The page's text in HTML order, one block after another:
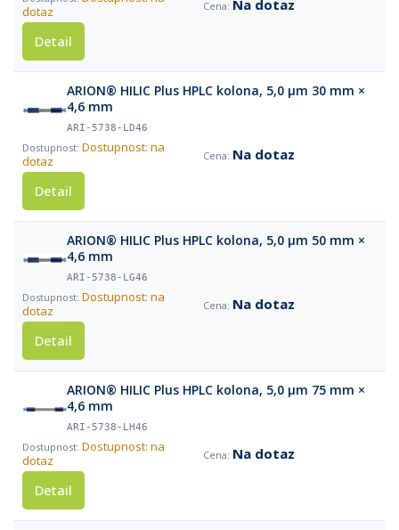
dotaz
Na dotaz
Detail
ARION® HILIC Plus HPLC kolona, 5,0 µm 30 mm ×
4,6 mm
ARI-5738-LD46
Dostupnost: na
dotaz
Na dotaz
Detail
ARION® HILIC Plus HPLC kolona, 5,0 µm 50 mm ×
4,6 mm
ARI-5738-LG46
Dostupnost: na
dotaz
Na dotaz
Detail
ARION® HILIC Plus HPLC kolona, 5,0 µm 75 mm ×
4,6 mm
ARI-5738-LH46
Dostupnost: na
dotaz
Na dotaz
Detail